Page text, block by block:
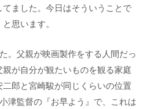
ました。今日はそういうことで
思います。
。父親が映画製作をする人間だっ
が自分が観たいものを観る家庭
郎と宮崎駿が同じくらいの位置
津監督の『お早よう』で、これは